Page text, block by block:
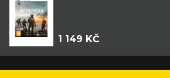
1 149 KČ